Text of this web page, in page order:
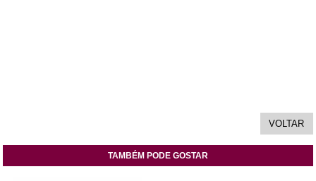
TAMBÉM PODE GOSTAR